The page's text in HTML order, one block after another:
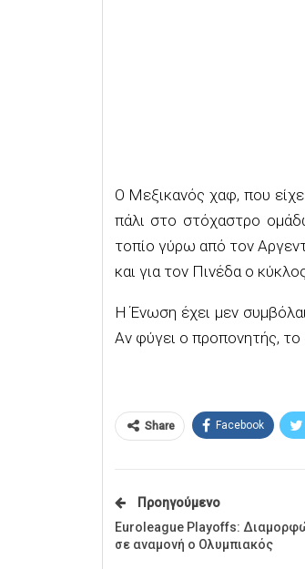
Ο Μεξικανός χαφ, που είχε
πάλι στο στόχαστρο
τοπίο γύρω από τον
και για τον Πινέδα ο
Η Ένωση έχει μεν
Αν φύγει ο προπονητής, το
Share Facebook
Προηγούμενο
Euroleague Playoffs:
σε αναμονή ο Ολυμπιακός